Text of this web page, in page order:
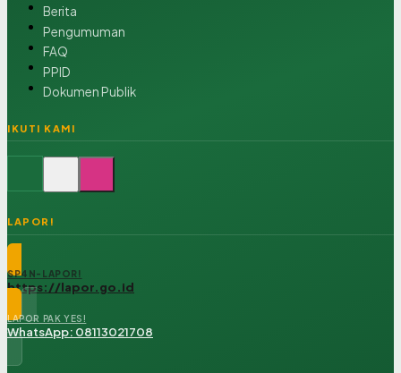
Berita
Pengumuman
FAQ
PPID
Dokumen Publik
IKUTI KAMI
LAPOR!
SP4N-LAPOR!
https://lapor.go.id
LAPOR PAK YES!
WhatsApp: 08113021708